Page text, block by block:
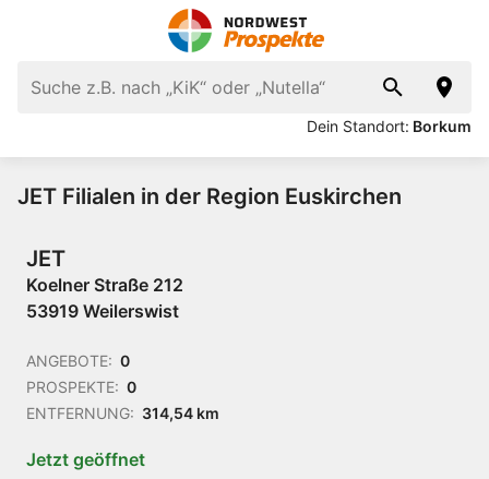
Dein Standort: Borkum
JET Filialen in der Region Euskirchen
JET
Koelner Straße 212
53919 Weilerswist
ANGEBOTE: 0
PROSPEKTE: 0
ENTFERNUNG: 314,54 km
Jetzt geöffnet